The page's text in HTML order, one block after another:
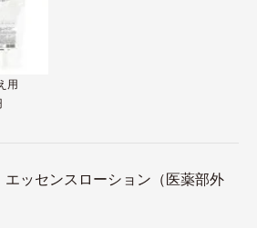
用
ッセンスローション（医薬部外